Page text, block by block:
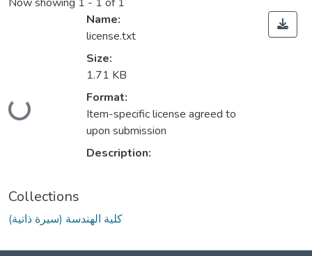
Loading...
Name:
license.txt
Size:
1.71 KB
Format:
Item-specific license agreed to
upon submission
Description:
Collections
كلية الهندسة (سيرة ذاتية)